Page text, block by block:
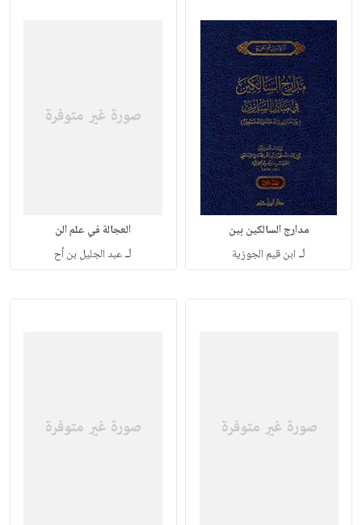
مدارج السالكين بين
لـ ابن قيم الجوزية
العجالة في علم الن
لـعبد الجليل بن أح